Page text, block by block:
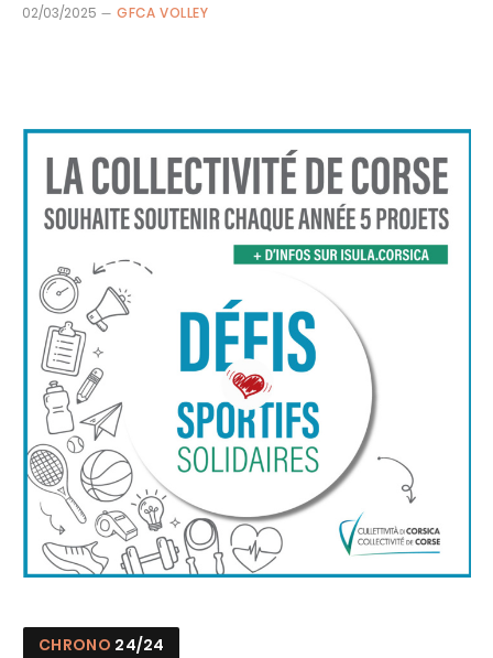
02/03/2025 GFCA VOLLEY
CHRONO 24/24